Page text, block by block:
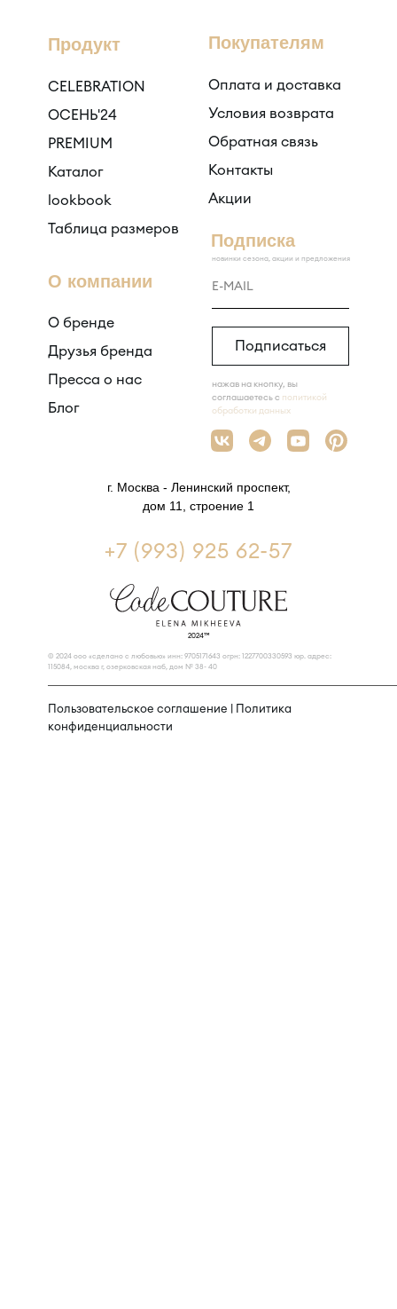
© 2024 ооо «сделано с любовью» инн: 9705171643 огрн: 1227700330593 юр. адрес:
115084, москва г, озерковская наб, дом № 38- 40
Продукт
CELEBRATION
ОСЕНЬ'24
PREMIUM
Каталог
lookbook
Таблица размеров
Покупателям
Оплата и доставка
Условия возврата
Обратная связь
Контакты
Акции
О бренде
Друзья бренда
Пресса о нас
Блог
Пользовательское соглашение
Политика
конфиденциальности
О компании
Подписаться
2024™
Подписка
нажав на кнопку, вы
соглашаетесь с политикой
обработки данных
новинки сезона, акции и предложения
г. Москва - Ленинский проспект,
дом 11, строение 1
+7 (993) 925 62-57